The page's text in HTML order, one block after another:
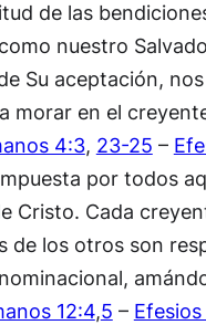
de las
nuestro
Su aceptación,
morar en el
4:3, 23-25 –
por todos
Cristo. Cada
de los otros son
12:4,5 – Efesios